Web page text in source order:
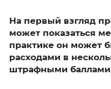
На первый взгляд
может показаться
практике он может
расходами в
штрафными баллами